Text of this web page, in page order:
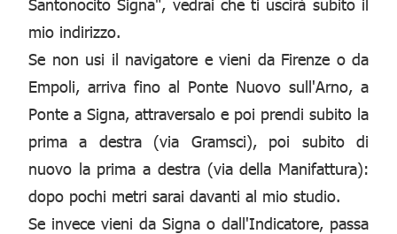
mio indirizzo.
Se non usi il navigatore e vieni da Firenze o da
Empoli, arriva fino al Ponte Nuovo sull'Arno, a
Ponte a Signa, attraversalo e poi prendi subito la
prima a destra (via Gramsci), poi subito di
nuovo la prima a destra (via della Manifattura):
dopo pochi metri sarai davanti al mio studio.
Se invece vieni da Signa o dall'Indicatore, passa